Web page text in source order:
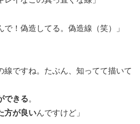
！偽造してる。偽造線（笑）」
線ですね。たぶん、知ってて描いて
できる。
方が良いんですけど」